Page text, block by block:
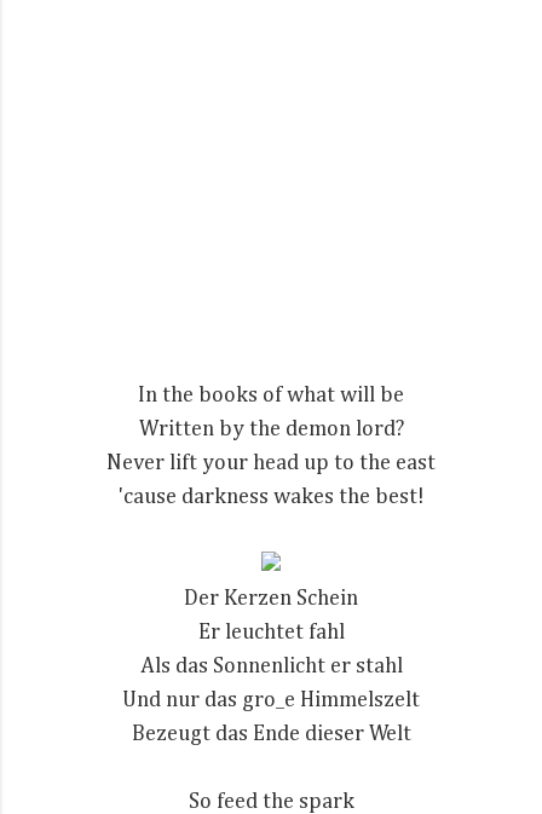
In the books of what will be
Written by the demon lord?
Never lift your head up to the east
'cause darkness wakes the best!
Der Kerzen Schein
Er leuchtet fahl
Als das Sonnenlicht er stahl
Und nur das gro_e Himmelszelt
Bezeugt das Ende dieser Welt
So feed the spark